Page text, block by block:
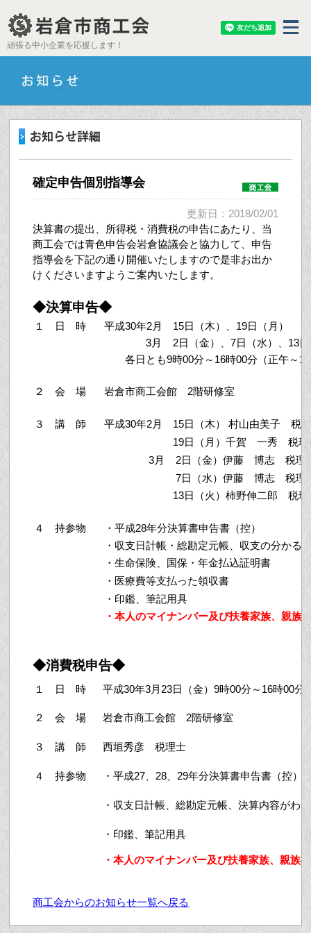
頑張る中小企業を応援します！
確定申告個別指導会
更新日：2018/02/01
決算書の提出、所得税・消費税の申告にあたり、当
商工会では青色申告会岩倉協議会と協力して、申告
指導会を下記の通り開催いたしますので是非お出か
けくださいますようご案内いたします。
◆決算申告◆
１ 日 時 平成30年2月
15日（木）、19日（月）
3月
2日（金）、7日（水）、13
各日とも9時00分～16時00分（正午～
２ 会 場 岩倉市商工会館 2階研修室
３ 講 師 平成30年2月
15日（木） 村山由美子 税
19日（月）千賀 一秀 税理
3月
2日（金）伊藤 博志 税理
7日（水）伊藤 博志 税理
13日（火）柿野伸二郎 税理
４ 持参物
・平成28年分決算書申告書（控）
・収支日計帳・総勘定元帳、収支の分かる
・生命保険、国保・年金払込証明書
・医療費等支払った領収書
・印鑑、筆記用具
・本人のマイナンバー及び扶養家族、親族
◆消費税申告◆
１ 日 時 平成30年3月23日（金）9時00分～16時00分
２ 会 場 岩倉市商工会館 2階研修室
３ 講 師 西垣秀彦 税理士
４ 持参物 ・平成27、28、29年分決算書申告書（控）
・収支日計帳、総勘定元帳、決算内容がわ
・印鑑、筆記用具
・本人のマイナンバー及び扶養家族、親族
商工会からのお知らせ一覧へ戻る